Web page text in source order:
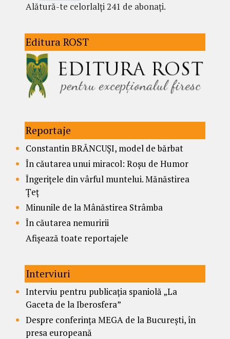
Alătură-te celorlalți 241 de abonați.
Editura ROST
Reportaje
Constantin BRÂNCUȘI, model de bărbat
În căutarea unui miracol: Roșu de Humor
Îngerițele din vârful muntelui. Mănăstirea
Țeț
Minunile de la Mânăstirea Strâmba
În căutarea nemuririi
Afișează toate reportajele
Interviuri
Interviu pentru publicația spaniolă „La
Gaceta de la Iberosfera”
Despre conferința MEGA de la București, în
presa europeană